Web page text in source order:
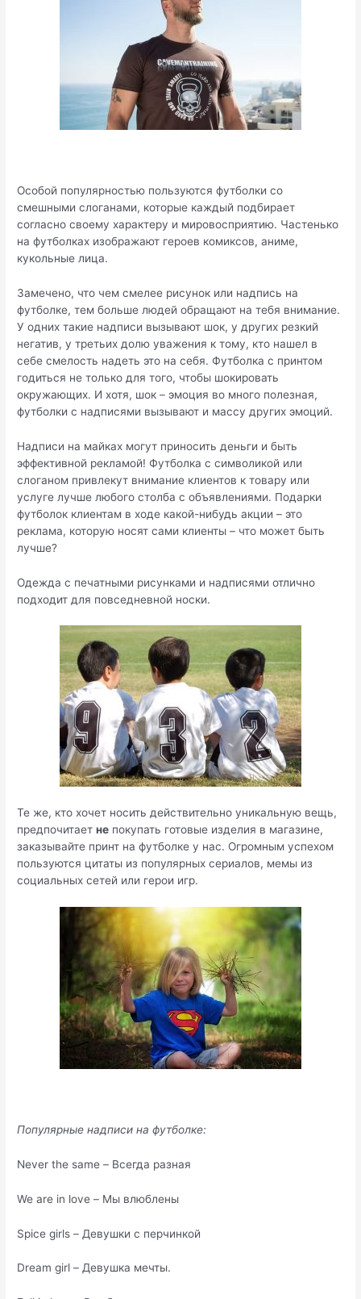
Особой популярностью пользуются футболки со
смешными слоганами, которые каждый подбирает
согласно своему характеру и мировосприятию. Частенько
на футболках изображают героев комиксов, аниме,
кукольные лица.
Замечено, что чем смелее рисунок или надпись на
футболке, тем больше людей обращают на тебя внимание.
У одних такие надписи вызывают шок, у других резкий
негатив, у третьих долю уважения к тому, кто нашел в
себе смелость надеть это на себя. Футболка с принтом
годиться не только для того, чтобы шокировать
окружающих. И хотя, шок – эмоция во много полезная,
футболки с надписями вызывают и массу других эмоций.
Надписи на майках могут приносить деньги и быть
эффективной рекламой! Футболка с символикой или
слоганом привлекут внимание клиентов к товару или
услуге лучше любого столба с объявлениями. Подарки
футболок клиентам в ходе какой-нибудь акции – это
реклама, которую носят сами клиенты – что может быть
лучше?
Одежда с печатными рисунками и надписями отлично
подходит для повседневной носки.
Те же, кто хочет носить действительно уникальную вещь,
предпочитаетне покупать готовые изделия в магазине,
заказывайте принт на футболке у нас. Огромным успехом
пользуются цитаты из популярных сериалов, мемы из
социальных сетей или герои игр.
Популярные надписи на футболке:
Never the same – Всегда разная
We are in love – Мы влюблены
Spice girls – Девушки с перчинкой
Dream girl – Девушка мечты.